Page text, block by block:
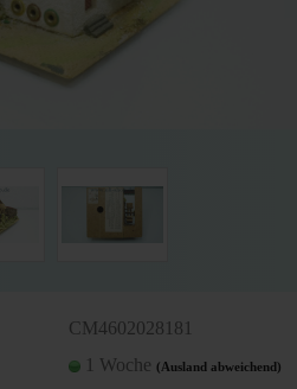
CM4602028181
1 Woche (Ausland abweichend)